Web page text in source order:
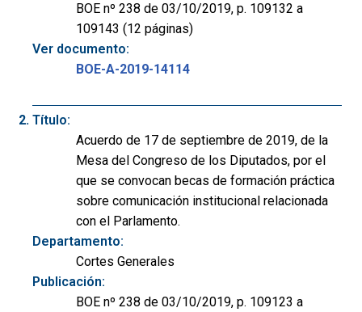
BOE nº 238 de 03/10/2019, p. 109132 a
109143 (12 páginas)
Ver documento:
BOE-A-2019-14114
Título:
Acuerdo de 17 de septiembre de 2019, de la
Mesa del Congreso de los Diputados, por el
que se convocan becas de formación práctica
sobre comunicación institucional relacionada
con el Parlamento.
Departamento:
Cortes Generales
Publicación:
BOE nº 238 de 03/10/2019, p. 109123 a